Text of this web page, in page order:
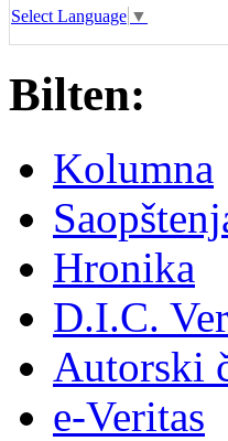
Select Language ▼
Bilten:
Kolumna
Hronika
D.I.C.
Autorski
e-Veritas